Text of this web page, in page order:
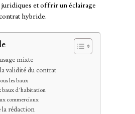
et offrir un éclairage
hybride.
mixte
la validité du contrat
les baux
baux d’habitation
commerciaux
la rédaction